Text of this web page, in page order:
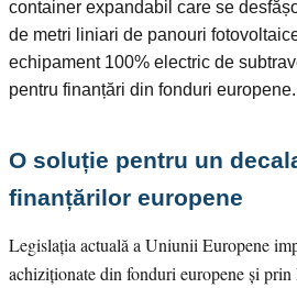
container expandabil care se
de metri liniari de panouri
echipament 100% electric de
pentru finanțări din fonduri europene.
O soluție pentru un
finanțărilor europene
Legislația actuală a Uniunii Europene
achiziționate din fonduri europene și